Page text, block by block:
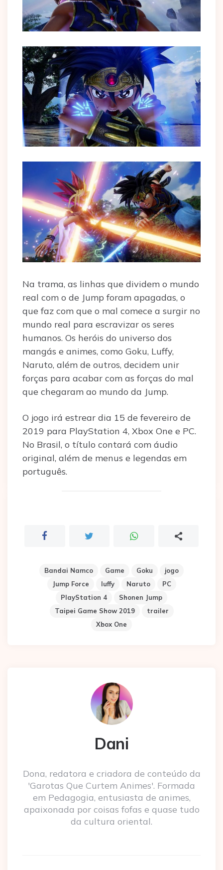
Na trama, as linhas que dividem o mundo
real com o de Jump foram apagadas, o
que faz com que o mal comece a surgir no
mundo real para escravizar os seres
humanos. Os heróis do universo dos
mangás e animes, como Goku, Luffy,
Naruto, além de outros, decidem unir
forças para acabar com as forças do mal
que chegaram ao mundo da Jump.
O jogo irá estrear dia 15 de fevereiro de
2019 para PlayStation 4, Xbox One e PC.
No Brasil, o título contará com áudio
original, além de menus e legendas em
português.
Bandai Namco Game Goku
jogo
Jump Force
luffy Naruto
PC
PlayStation 4
Shonen Jump
Taipei Game Show 2019
trailer
Xbox One
Dani
Dona, redatora e criadora de conteúdo da
'Garotas Que Curtem Animes'. Formada
em Pedagogia, entusiasta de animes,
apaixonada por coisas fofas e quase tudo
da cultura oriental.